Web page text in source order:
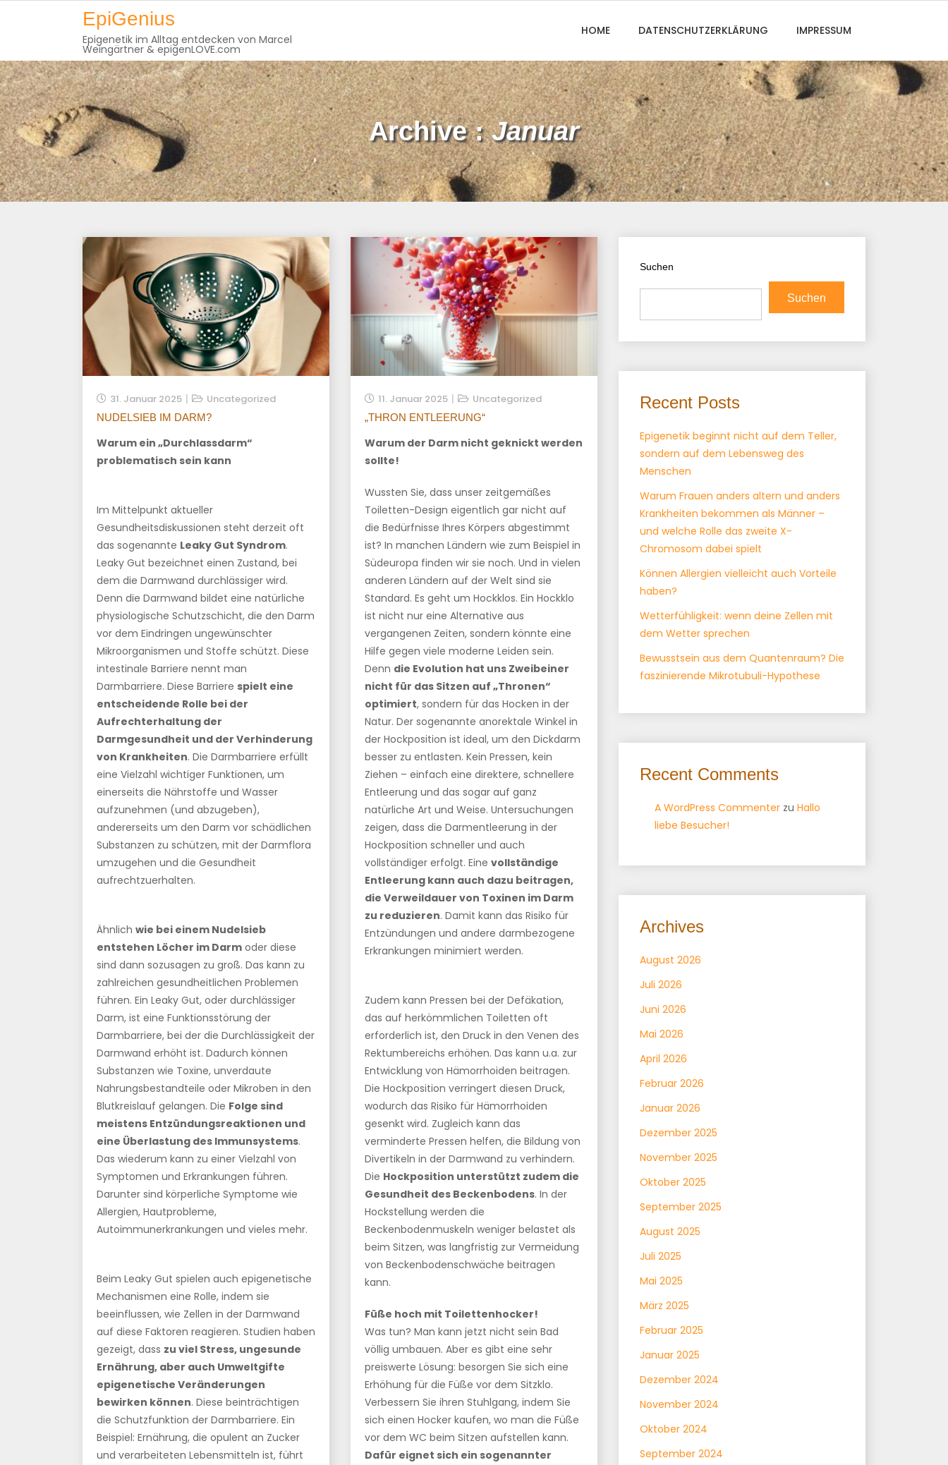
EpiGenius
Epigenetik im Alltag entdecken von Marcel
Weingärtner & epigenLOVE.com
HOME DATENSCHUTZERKLÄRUNG IMPRESSUM
Archive :Januar
31. Januar 2025 Uncategorized
NUDELSIEB IM DARM?
Warum ein „Durchlassdarm“
problematisch sein kann
Im Mittelpunkt aktueller
Gesundheitsdiskussionen steht derzeit oft
das sogenannte Leaky Gut Syndrom.
Leaky Gut bezeichnet einen Zustand, bei
dem die Darmwand durchlässiger wird.
Denn die Darmwand bildet eine natürliche
physiologische Schutzschicht, die den Darm
vor dem Eindringen ungewünschter
Mikroorganismen und Stoffe schützt. Diese
intestinale Barriere nennt man
Darmbarriere. Diese Barriere spielt eine
entscheidende Rolle bei der
Aufrechterhaltung der
Darmgesundheit und der Verhinderung
von Krankheiten. Die Darmbarriere erfüllt
eine Vielzahl wichtiger Funktionen, um
einerseits die Nährstoffe und Wasser
aufzunehmen (und abzugeben),
andererseits um den Darm vor schädlichen
Substanzen zu schützen, mit der Darmflora
umzugehen und die Gesundheit
aufrechtzuerhalten.
Ähnlich wie bei einem Nudelsieb
entstehen Löcher im Darm oder diese
sind dann sozusagen zu groß. Das kann zu
zahlreichen gesundheitlichen Problemen
führen. Ein Leaky Gut, oder durchlässiger
Darm, ist eine Funktionsstörung der
Darmbarriere, bei der die Durchlässigkeit der
Darmwand erhöht ist. Dadurch können
Substanzen wie Toxine, unverdaute
Nahrungsbestandteile oder Mikroben in den
Blutkreislauf gelangen. Die Folge sind
meistens Entzündungsreaktionen und
eine Überlastung des Immunsystems.
Das wiederum kann zu einer Vielzahl von
Symptomen und Erkrankungen führen.
Darunter sind körperliche Symptome wie
Allergien, Hautprobleme,
Autoimmunerkrankungen und vieles mehr.
Beim Leaky Gut spielen auch epigenetische
Mechanismen eine Rolle, indem sie
beeinflussen, wie Zellen in der Darmwand
auf diese Faktoren reagieren. Studien haben
gezeigt, dass zu viel Stress, ungesunde
Ernährung, aber auch Umweltgifte
epigenetische Veränderungen
bewirken können. Diese beinträchtigen
die Schutzfunktion der Darmbarriere. Ein
Beispiel: Ernährung, die opulent an Zucker
und verarbeiteten Lebensmitteln ist, führt
11. Januar 2025 Uncategorized
„THRON ENTLEERUNG“
Warum der Darm nicht geknickt werden
sollte!
Wussten Sie, dass unser zeitgemäßes
Toiletten-Design eigentlich gar nicht auf
die Bedürfnisse Ihres Körpers abgestimmt
ist? In manchen Ländern wie zum Beispiel in
Südeuropa finden wir sie noch. Und in vielen
anderen Ländern auf der Welt sind sie
Standard. Es geht um Hockklos. Ein Hockklo
ist nicht nur eine Alternative aus
vergangenen Zeiten, sondern könnte eine
Hilfe gegen viele moderne Leiden sein.
Denn die Evolution hat uns Zweibeiner
nicht für das Sitzen auf „Thronen“
optimiert, sondern für das Hocken in der
Natur. Der sogenannte anorektale Winkel in
der Hockposition ist ideal, um den Dickdarm
besser zu entlasten. Kein Pressen, kein
Ziehen – einfach eine direktere, schnellere
Entleerung und das sogar auf ganz
natürliche Art und Weise. Untersuchungen
zeigen, dass die Darmentleerung in der
Hockposition schneller und auch
vollständiger erfolgt. Eine vollständige
Entleerung kann auch dazu beitragen,
die Verweildauer von Toxinen im Darm
zu reduzieren. Damit kann das Risiko für
Entzündungen und andere darmbezogene
Erkrankungen minimiert werden.
Zudem kann Pressen bei der Defäkation,
das auf herkömmlichen Toiletten oft
erforderlich ist, den Druck in den Venen des
Rektumbereichs erhöhen. Das kann u.a. zur
Entwicklung von Hämorrhoiden beitragen.
Die Hockposition verringert diesen Druck,
wodurch das Risiko für Hämorrhoiden
gesenkt wird. Zugleich kann das
verminderte Pressen helfen, die Bildung von
Divertikeln in der Darmwand zu verhindern.
Die Hockposition unterstützt zudem die
Gesundheit des Beckenbodens. In der
Hockstellung werden die
Beckenbodenmuskeln weniger belastet als
beim Sitzen, was langfristig zur Vermeidung
von Beckenbodenschwäche beitragen
kann.
Füße hoch mit Toilettenhocker!
Was tun? Man kann jetzt nicht sein Bad
völlig umbauen. Aber es gibt eine sehr
preiswerte Lösung: besorgen Sie sich eine
Erhöhung für die Füße vor dem Sitzklo.
Verbessern Sie ihren Stuhlgang, indem Sie
sich einen Hocker kaufen, wo man die Füße
vor dem WC beim Sitzen aufstellen kann.
Dafür eignet sich ein sogenannter
Suchen
Suchen
Recent Posts
Epigenetik beginnt nicht auf dem Teller,
sondern auf dem Lebensweg des
Menschen
Warum Frauen anders altern und anders
Krankheiten bekommen als Männer –
und welche Rolle das zweite X-
Chromosom dabei spielt
Können Allergien vielleicht auch Vorteile
haben?
Wetterfühligkeit: wenn deine Zellen mit
dem Wetter sprechen
Bewusstsein aus dem Quantenraum? Die
faszinierende Mikrotubuli-Hypothese
Recent Comments
A WordPress Commenter zu Hallo
liebe Besucher!
Archives
August 2026
Juli 2026
Juni 2026
Mai 2026
April 2026
Februar 2026
Januar 2026
Dezember 2025
November 2025
Oktober 2025
September 2025
August 2025
Juli 2025
Mai 2025
März 2025
Februar 2025
Januar 2025
Dezember 2024
November 2024
Oktober 2024
September 2024